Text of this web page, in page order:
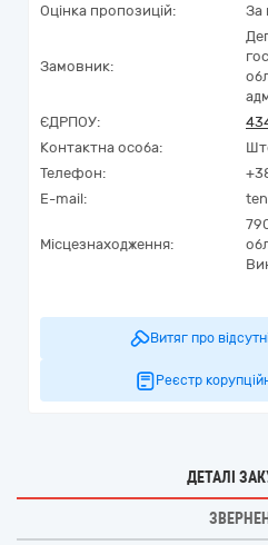
Оцінка пропозицій:
За
Замовник:
ЄДРПОУ:
Контактна особа:
Телефон:
E-mail:
Місцезнаходження:
Витяг про
Реєстр
ДЕТАЛІ